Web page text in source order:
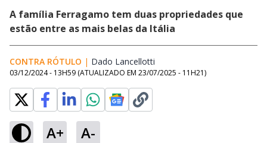
A família Ferragamo tem duas propriedades que
estão entre as mais belas da Itália
CONTRA RÓTULO | Dado Lancellotti
03/12/2024 - 13H59 (ATUALIZADO EM 23/07/2025 - 11H21)
A+ A-